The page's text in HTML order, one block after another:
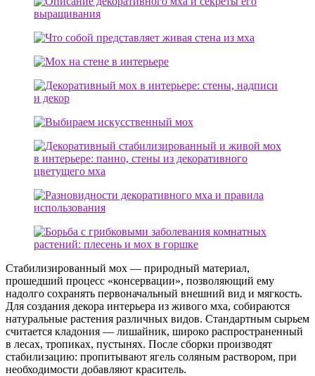
Стабилизированный мох — природный материал,
прошедший процесс «консервации», позволяющий ему
надолго сохранять первоначальный внешний вид и мягкость.
Для создания декора интерьера из живого мха, собираются
натуральные растения различных видов. Стандартным сырьем
считается кладония — лишайник, широко распространенный
в лесах, тропиках, пустынях. После сборки производят
стабилизацию: пропитывают ягель соляным раствором, при
необходимости добавляют краситель.